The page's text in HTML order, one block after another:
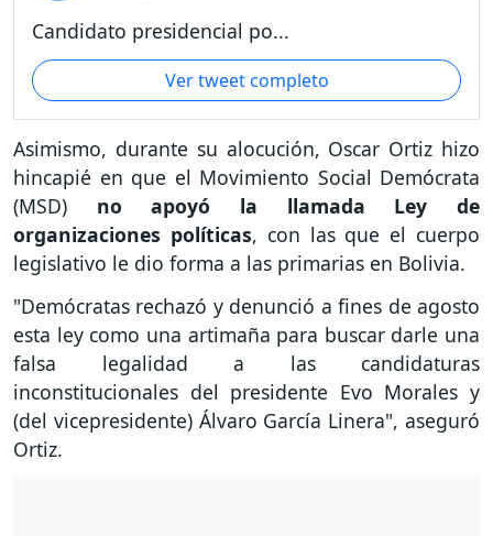
Candidato presidencial po...
Ver tweet completo
Asimismo, durante su alocución, Oscar Ortiz hizo
hincapié en que el Movimiento Social Demócrata
(MSD) no apoyó la llamada Ley de
organizaciones políticas, con las que el cuerpo
legislativo le dio forma a las primarias en Bolivia.
"Demócratas rechazó y denunció a fines de agosto
esta ley como una artimaña para buscar darle una
falsa legalidad a las candidaturas
inconstitucionales del presidente Evo Morales y
(del vicepresidente) Álvaro García Linera", aseguró
Ortiz.